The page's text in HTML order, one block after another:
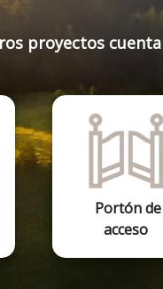
proyectos
Portón de
acceso